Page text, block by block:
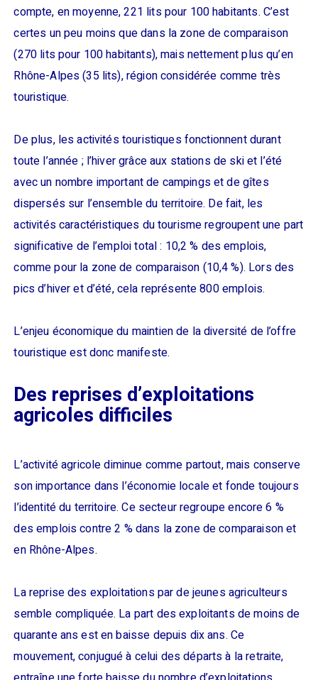
compte, en moyenne, 221 lits pour 100 habitants. C’est
certes un peu moins que dans la zone de comparaison
(270 lits pour 100 habitants), mais nettement plus qu’en
Rhône-Alpes (35 lits), région considérée comme très
touristique.
De plus, les activités touristiques fonctionnent durant
toute l’année ; l’hiver grâce aux stations de ski et l’été
avec un nombre important de campings et de gîtes
dispersés sur l’ensemble du territoire. De fait, les
activités caractéristiques du tourisme regroupent une part
significative de l’emploi total : 10,2 % des emplois,
comme pour la zone de comparaison (10,4 %). Lors des
pics d’hiver et d’été, cela représente 800 emplois.
L’enjeu économique du maintien de la diversité de l’offre
touristique est donc manifeste.
Des reprises d’exploitations
agricoles difficiles
L’activité agricole diminue comme partout, mais conserve
son importance dans l’économie locale et fonde toujours
l’identité du territoire. Ce secteur regroupe encore 6 %
des emplois contre 2 % dans la zone de comparaison et
en Rhône-Alpes.
La reprise des exploitations par de jeunes agriculteurs
semble compliquée. La part des exploitants de moins de
quarante ans est en baisse depuis dix ans. Ce
mouvement, conjugué à celui des départs à la retraite,